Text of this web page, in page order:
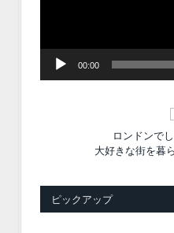
00:00
ロンドンで
大好きな街を暮
ピックアップ